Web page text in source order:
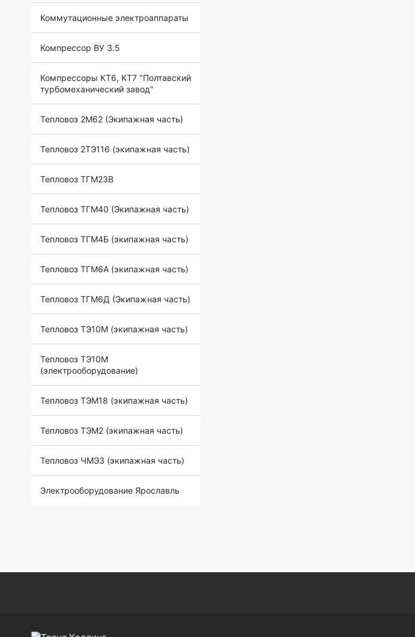
Коммутационные электроаппараты
Компрессор ВУ 3.5
Компрессоры КТ6, КТ7 "Полтавский
турбомеханический завод"
Тепловоз 2М62 (Экипажная часть)
Тепловоз 2ТЭ116 (экипажная часть)
Тепловоз ТГМ23В
Тепловоз ТГМ40 (Экипажная часть)
Тепловоз ТГМ4Б (экипажная часть)
Тепловоз ТГМ6А (экипажная часть)
Тепловоз ТГМ6Д (Экипажная часть)
Тепловоз ТЭ10М (экипажная часть)
Тепловоз ТЭ10М
(электрооборудование)
Тепловоз ТЭМ18 (экипажная часть)
Тепловоз ТЭМ2 (экипажная часть)
Тепловоз ЧМЭ3 (экипажная часть)
Электрооборудование Ярославль